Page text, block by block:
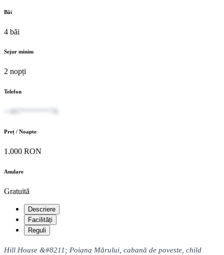
Băi
4 băi
Sejur minim
2 nopți
Telefon
+407******76
Preț / Noapte
1.000 RON
Anulare
Gratuită
Descriere
Facilități
Reguli
Hill House &#8211; Poiana Mărului, cabană de poveste, child